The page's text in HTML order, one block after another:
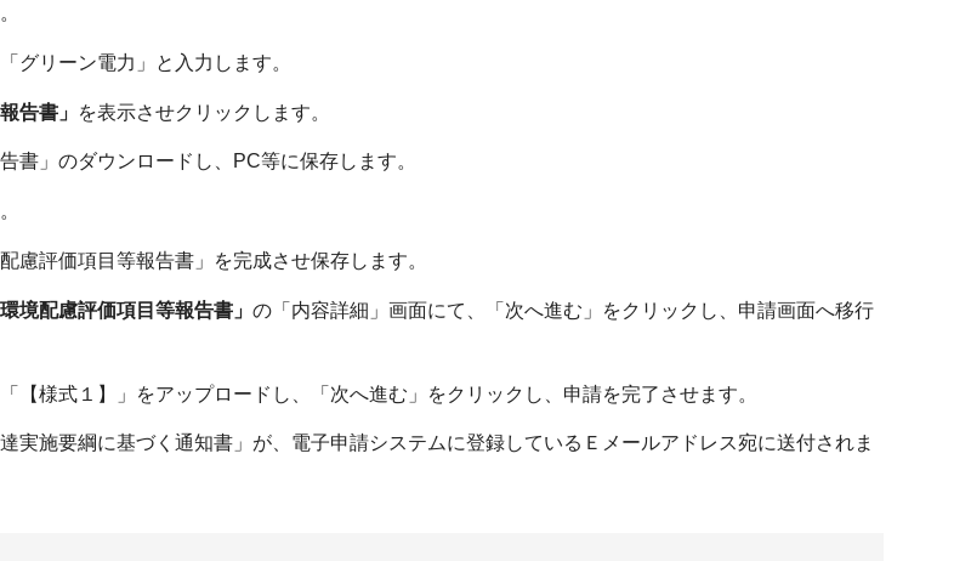
リーン電力」と入力します。
告書」 を表示させクリックします。
」のダウンロードし、PC等に保存します。
評価項目等報告書」を完成させ保存します。
境配慮評価項目等報告書」 の「内容詳細」画面にて、「次へ進む」をクリックし、申請画面へ移行
様式１】」をアップロードし、「次へ進む」をクリックし、申請を完了させます。
施要綱に基づく通知書」が、電子申請システムに登録しているＥメールアドレス宛に送付されま